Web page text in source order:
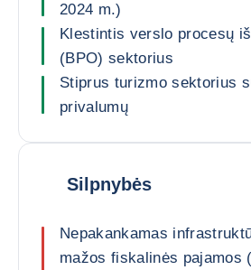
2024 m.)
Klestintis verslo procesų
(BPO) sektorius
Stiprus turizmo sektorius
privalumų
Silpnybės
Nepakankamas
mažos fiskalinės pajamos